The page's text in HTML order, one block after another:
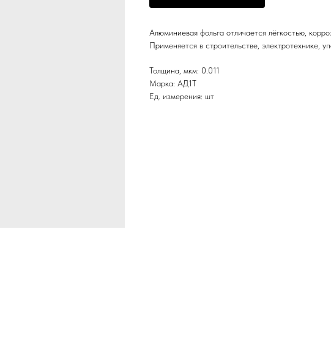
Алюминиевая фольга отличается лёгкостью,
Применяется в строительстве, электротехнике,
Толщина, мкм: 0.011
Марка: АД1Т
Ед. измерения: шт